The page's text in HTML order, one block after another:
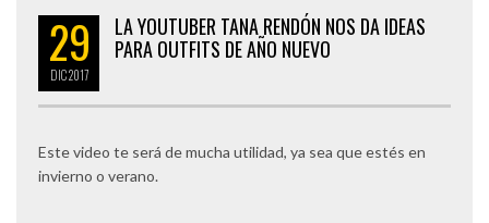
29
DIC2017
LA YOUTUBER TANA RENDÓN NOS DA IDEAS
PARA OUTFITS DE AÑO NUEVO
Este video te será de mucha utilidad, ya sea que estés en
invierno o verano.